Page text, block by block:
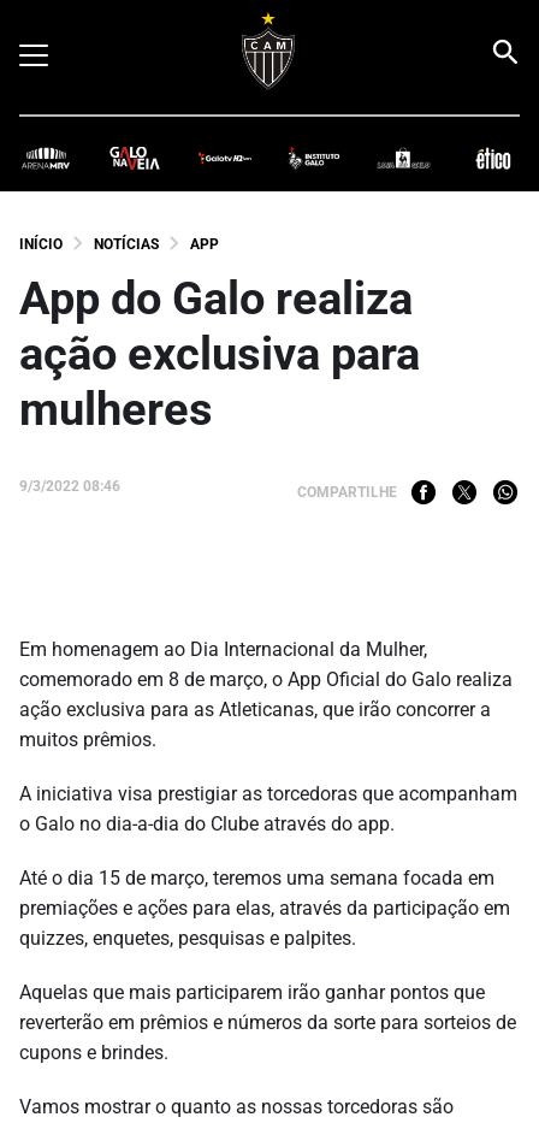
INÍCIO NOTÍCIAS APP
App do Galo realiza
ação exclusiva para
mulheres
9/3/2022 08:46 COMPARTILHE
Em homenagem ao Dia Internacional da Mulher,
comemorado em 8 de março, o App Oficial do Galo realiza
ação exclusiva para as Atleticanas, que irão concorrer a
muitos prêmios.
A iniciativa visa prestigiar as torcedoras que acompanham
o Galo no dia-a-dia do Clube através do app.
Até o dia 15 de março, teremos uma semana focada em
premiações e ações para elas, através da participação em
quizzes, enquetes, pesquisas e palpites.
Aquelas que mais participarem irão ganhar pontos que
reverterão em prêmios e números da sorte para sorteios de
cupons e brindes.
Vamos mostrar o quanto as nossas torcedoras são